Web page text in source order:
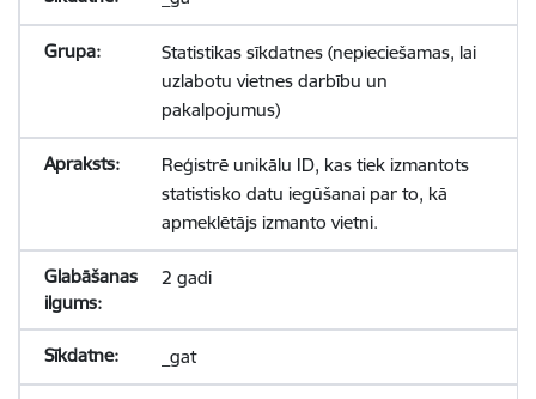
Statistikas sīkdatnes (nepieciešamas, lai
uzlabotu vietnes darbību un
pakalpojumus)
Reģistrē unikālu ID, kas tiek izmantots
statistisko datu iegūšanai par to, kā
apmeklētājs izmanto vietni.
2 gadi
_gat